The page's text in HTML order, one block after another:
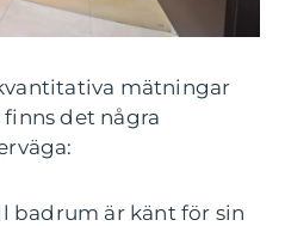
mätningar
det några
badrum är känt för sin